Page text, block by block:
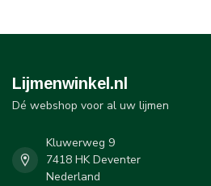
Lijmenwinkel.nl
Dé webshop voor al uw lijmen
Kluwerweg 9
7418 HK Deventer
Nederland